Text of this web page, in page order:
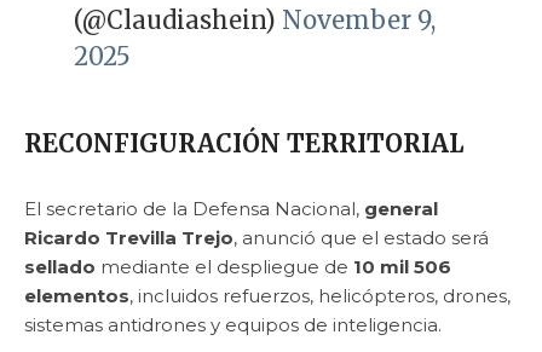
(@Claudiashein) November 9,
2025
RECONFIGURACIÓN TERRITORIAL
El secretario de la Defensa Nacional, general
Ricardo Trevilla Trejo, anunció que el estado será
sellado mediante el despliegue de 10 mil 506
elementos, incluidos refuerzos, helicópteros, drones,
sistemas antidrones y equipos de inteligencia.